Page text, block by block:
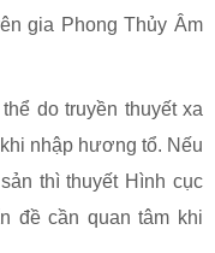
gia Phong Thủy Âm
do truyền thuyết xa
nhập hương tổ. Nếu
thì thuyết Hình cục
đề cần quan tâm khi